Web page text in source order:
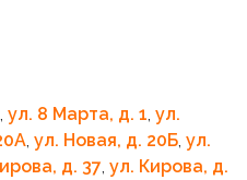
ул. 8 Марта, д. 1 ул.
ул. Новая, д. 20Б ул.
д. 37 ул. Кирова, д.